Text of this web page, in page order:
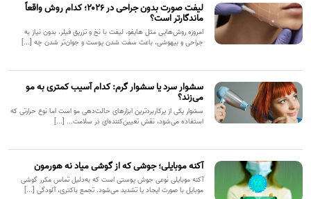
لیفت صورت بدون جراحی در ۲۰۲۶؛ کدام روش واقعاً
ماندگارتر است؟
امروزه روش‌هایی مثل هایفو، لیفت با نخ و تزریق فیلر، بدون نیاز به
جراحی و بیهوشی، باعث سفت شدن پوست و جوان‌تر شدن چه [...]
سشوار سرد یا سشوار گرم: کدام آسیب کمتری به مو
می‌زند؟
سشوار یکی از پرکاربردترین ابزارهای حالت‌دهی مو است اما نوع حرارتی که
استفاده می‌شود، نقش تعیین‌کننده‌ای در سلامت... [...]
آکنه موبایلی؛ جوشی که از گوشی میاد نه هورمون
آکنه موبایلی نوعی جوش پوستی است که به‌دلیل تماس مکرر گوشی
موبایل با صورت ایجاد یا تشدید می‌شود. تجمع باکتری، آلودگی [...]